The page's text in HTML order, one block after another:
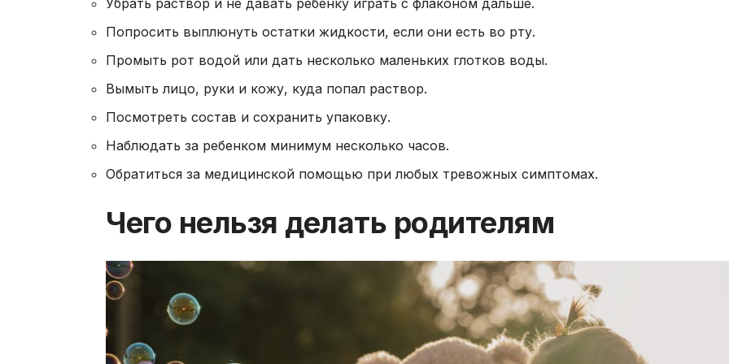
Убрать раствор и не давать ребенку играть с флаконом дальше.
Попросить выплюнуть остатки жидкости, если они есть во рту.
Промыть рот водой или дать несколько маленьких глотков воды.
Вымыть лицо, руки и кожу, куда попал раствор.
Посмотреть состав и сохранить упаковку.
Наблюдать за ребенком минимум несколько часов.
Обратиться за медицинской помощью при любых тревожных симптомах.
Чего нельзя делать родителям